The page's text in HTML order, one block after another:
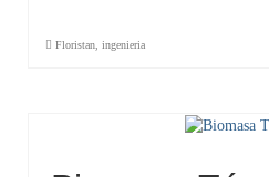
Floristan ingenieria